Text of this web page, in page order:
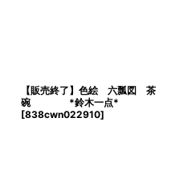
【販売終了】色絵 六瓢図 茶
碗 *鈴木一点*
[838cwn022910]